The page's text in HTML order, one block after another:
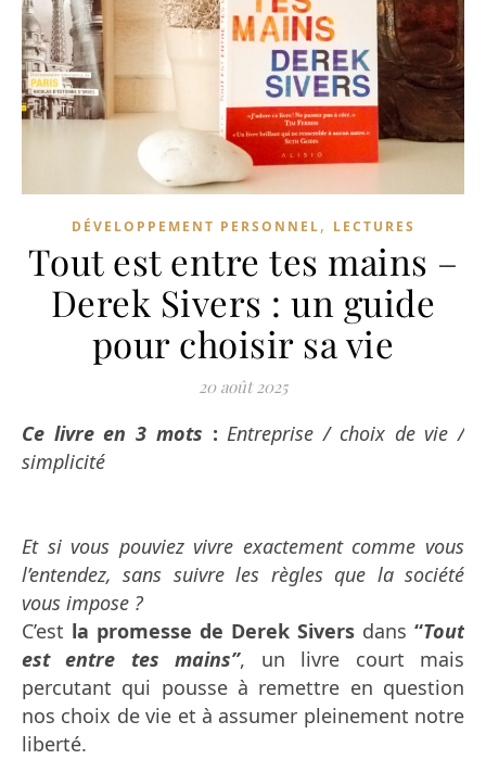
DÉVELOPPEMENT PERSONNEL, LECTURES
Tout est entre tes mains –
Derek Sivers : un guide
pour choisir sa vie
20 août 2025
Ce livre en 3 mots :Entreprise / choix de vie /
simplicité
Et si vous pouviez vivre exactement comme vous
l’entendez, sans suivre les règles que la société
vous impose ?
C’est la promesse de Derek Sivers dans “Tout
est entre tes mains”, un livre court mais
percutant qui pousse à remettre en question
nos choix de vie et à assumer pleinement notre
liberté.